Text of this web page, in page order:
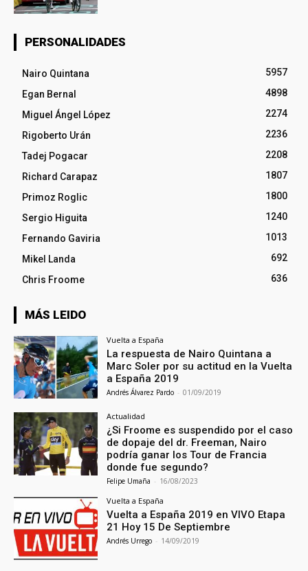
PERSONALIDADES
Nairo Quintana
5957
Egan Bernal
4898
Miguel Ángel López
2274
Rigoberto Urán
2236
Tadej Pogacar
2208
Richard Carapaz
1807
Primoz Roglic
1800
Sergio Higuita
1240
Fernando Gaviria
1013
Mikel Landa
692
Chris Froome
636
MÁS LEIDO
Vuelta a España
La respuesta de Nairo Quintana a
Marc Soler por su actitud en la Vuelta
a España 2019
Andrés Álvarez Pardo - 01/09/2019
Actualidad
¿Si Froome es suspendido por el caso
de dopaje del dr. Freeman, Nairo
podría ganar los Tour de Francia
donde fue segundo?
Felipe Umaña - 16/08/2023
Vuelta a España
Vuelta a España 2019 en VIVO Etapa
21 Hoy 15 De Septiembre
Andrés Urrego - 14/09/2019